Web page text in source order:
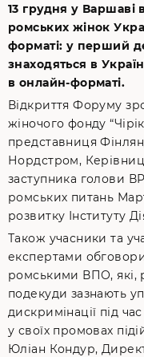
13 грудня у
ромських жінок
форматі: у перший
знаходяться в
в онлайн-форматі.
Відкриття Форуму
жіночого фонду
представниця
Нордстром,
заступника голови
ромських питань
розвитку Інституту
Також учасники та
експертами
ромськими ВПО, які,
подекуди зазнають
дискримінації під
у своїх промовах
Юліан Кондур,